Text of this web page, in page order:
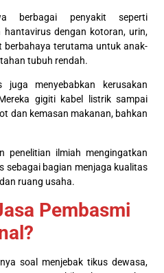
berbagai penyakit seperti
hantavirus dengan kotoran, urin,
berbahaya terutama untuk anak-
tubuh rendah.
menyebabkan kerusakan
gigiti kabel listrik sampai
dan kemasan makanan, bahkan
penelitian ilmiah mengingatkan
sebagai bagian menjaga kualitas
ruang usaha.
Pembasmi
soal menjebak tikus dewasa,